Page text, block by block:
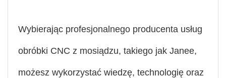
Wybierając profesjonalnego producenta usług
obróbki CNC z mosiądzu, takiego jak Janee,
możesz wykorzystać wiedzę, technologię oraz